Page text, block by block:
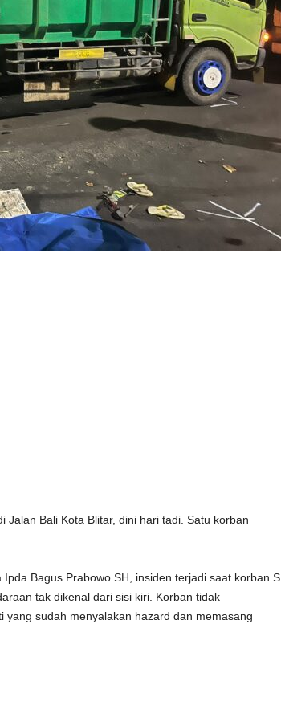
Jalan Bali Kota Blitar, dini hari tadi. Satu korban
Bagus Prabowo SH, insiden terjadi saat korban S
tak dikenal dari sisi kiri. Korban tidak
sudah menyalakan hazard dan memasang